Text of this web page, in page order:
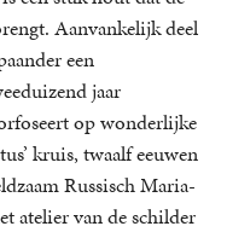
Aanvankelijk deel
een
jaar
op wonderlijke
kruis, twaalf eeuwen
Russisch Maria-
atelier van de schilder